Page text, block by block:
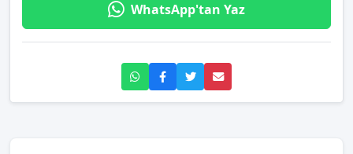
WhatsApp'tan Yaz